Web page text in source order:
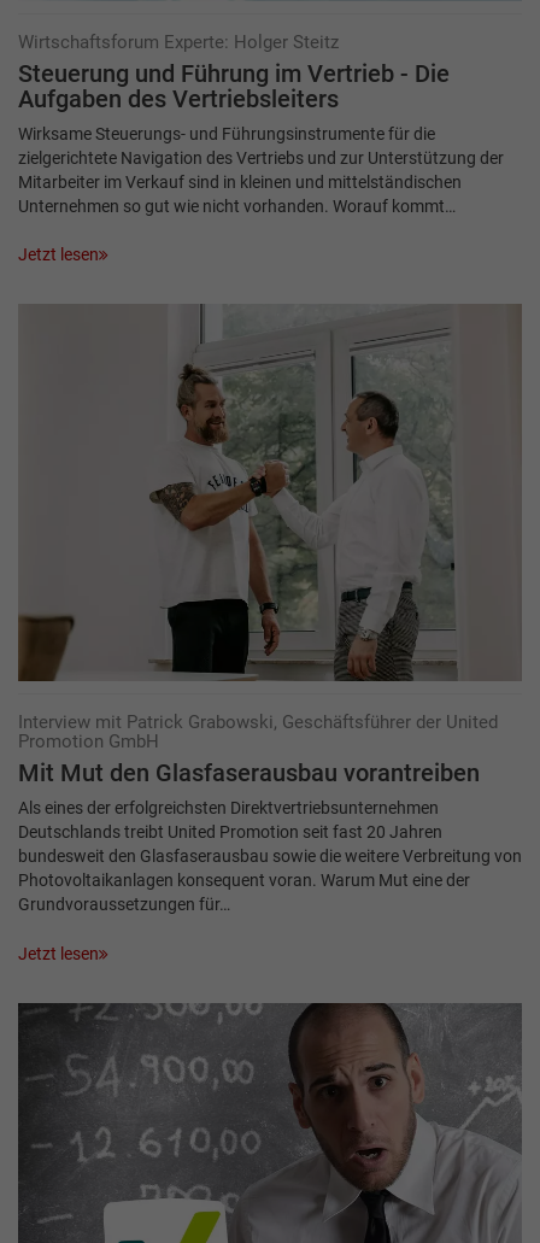
Wirtschaftsforum Experte: Holger Steitz
Steuerung und Führung im Vertrieb - Die
Aufgaben des Vertriebsleiters
Wirksame Steuerungs- und Führungsinstrumente für die
zielgerichtete Navigation des Vertriebs und zur Unterstützung der
Mitarbeiter im Verkauf sind in kleinen und mittelständischen
Unternehmen so gut wie nicht vorhanden. Worauf kommt…
Jetzt lesen
Interview mit Patrick Grabowski, Geschäftsführer der United
Promotion GmbH
Mit Mut den Glasfaserausbau vorantreiben
Als eines der erfolgreichsten Direktvertriebsunternehmen
Deutschlands treibt United Promotion seit fast 20 Jahren
bundesweit den Glasfaserausbau sowie die weitere Verbreitung von
Photovoltaikanlagen konsequent voran. Warum Mut eine der
Grundvoraussetzungen für…
Jetzt lesen